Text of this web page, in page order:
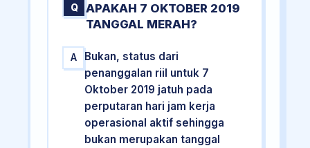
Q
APAKAH 7 OKTOBER 2019
TANGGAL MERAH?
A
Bukan, status dari
penanggalan riil untuk 7
Oktober 2019 jatuh pada
perputaran hari jam kerja
operasional aktif sehingga
bukan merupakan tanggal